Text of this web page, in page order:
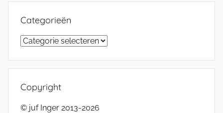
Categorieën
Categorieën
Copyright
© juf Inger 2013-2026